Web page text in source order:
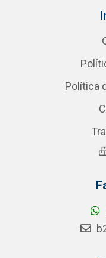
Política